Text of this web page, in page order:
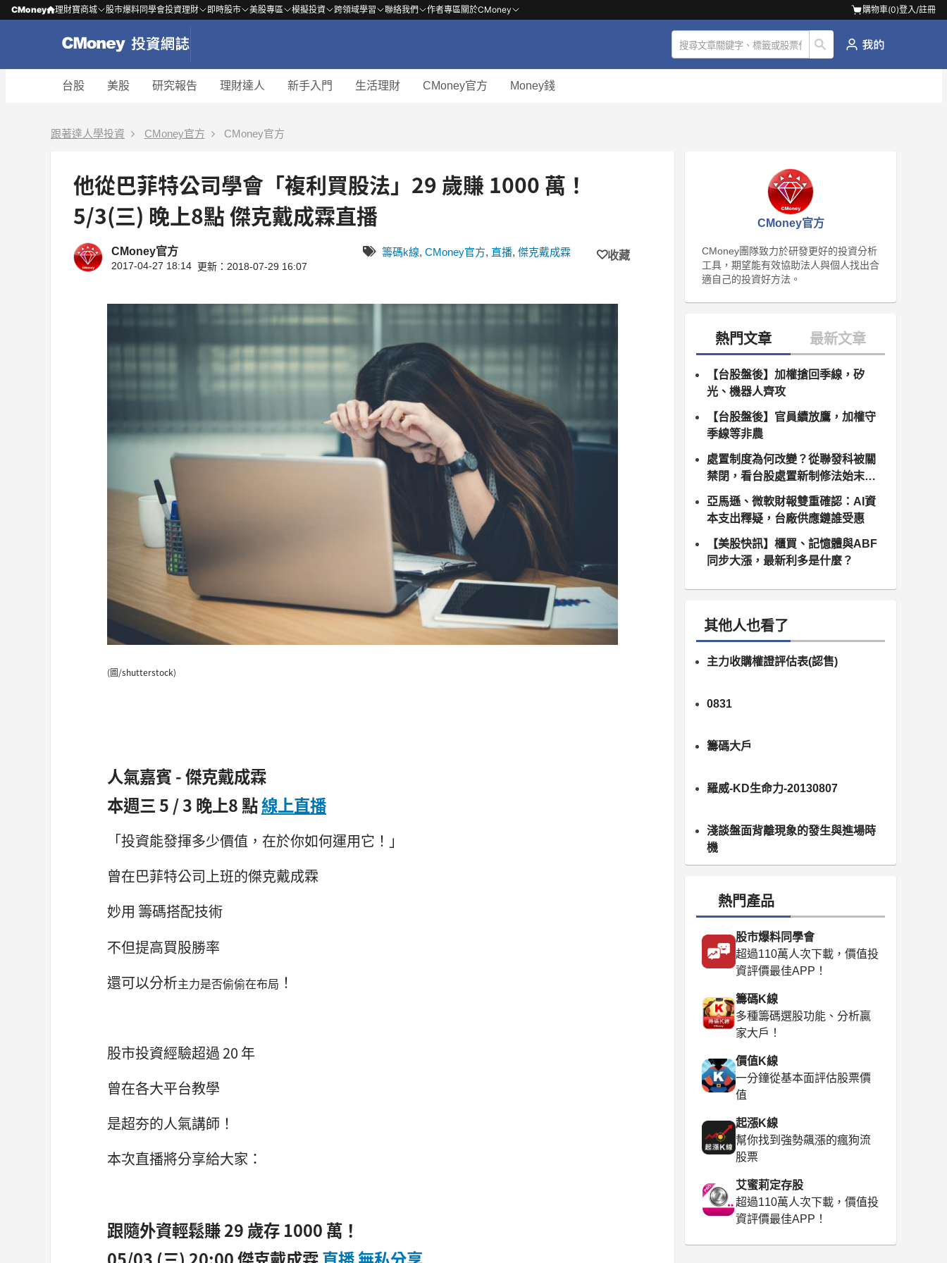
CMoney 理財寶商城 股市爆料同學會投資理財 即時股市 美股專區 模擬投資 跨領域學習 聯絡我們 作者專區關於CMoney 購物車(0)登入/註冊
台股 美股 研究報告 理財達人 新手入門 生活理財 CMoney官方 Money錢
跟著達人學投資 CMoney官方 CMoney官方
他從巴菲特公司學會「複利買股法」29 歲賺 1000 萬！
5/3(三) 晚上8點 傑克戴成霖直播
CMoney官方
2017-04-27 18:14 更新：2018-07-29 16:07
籌碼k線, CMoney官方, 直播, 傑克戴成霖 收藏
(圖/shutterstock)
人氣嘉賓 - 傑克戴成霖
本週三 5 / 3 晚上8 點線上直播
「投資能發揮多少價值，在於你如何運用它！」
曾在巴菲特公司上班的傑克戴成霖
妙用 籌碼搭配技術
不但提高買股勝率
還可以分析主力是否偷偷在布局 ！
股市投資經驗超過 20 年
曾在各大平台教學
是超夯的人氣講師！
本次直播將分享給大家：
跟隨外資輕鬆賺 29 歲存 1000 萬！
CMoney官方
CMoney團隊致力於研發更好的投資分析
工具，期望能有效協助法人與個人找出合
適自己的投資好方法。
【台股盤後】加權搶回季線，矽
光、機器人齊攻
【台股盤後】官員續放鷹，加權守
季線等非農
處置制度為何改變？從聯發科被關
禁閉，看台股處置新制修法始末（8
月10日正式上路）
亞馬遜、微軟財報雙重確認：AI資
本支出釋疑，台廠供應鏈誰受惠
【美股快訊】櫃買、記憶體與ABF
同步大漲，最新利多是什麼？
其他人也看了
主力收購權證評估表(認售)
0831
籌碼大戶
羅威-KD生命力-20130807
淺談盤面背離現象的發生與進場時
機
熱門產品
股市爆料同學會
超過110萬人次下載，價值投
資評價最佳APP！
籌碼K線
多種籌碼選股功能、分析贏
家大戶！
價值K線
一分鐘從基本面評估股票價
值
起漲K線
幫你找到強勢飆漲的瘋狗流
股票
艾蜜莉定存股
超過110萬人次下載，價值投
資評價最佳APP！